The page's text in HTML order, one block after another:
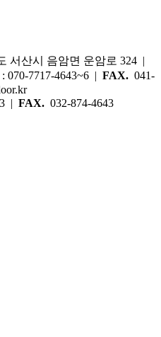
서산시 음암면 운암로 324 |
: 070-7717-4643~6 | FAX. 041-
| FAX. 032-874-4643